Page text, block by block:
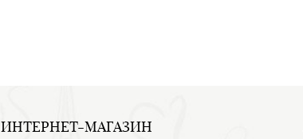
ИНТЕРНЕТ-МАГАЗИН